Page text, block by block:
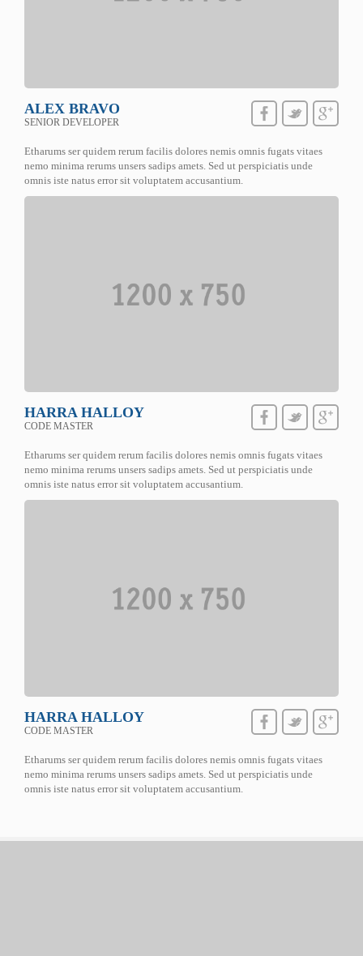
ALEX BRAVO
SENIOR DEVELOPER
Etharums ser quidem rerum facilis dolores nemis omnis fugats vitaes
nemo minima rerums unsers sadips amets. Sed ut perspiciatis unde
omnis iste natus error sit voluptatem accusantium.
HARRA HALLOY
CODE MASTER
Etharums ser quidem rerum facilis dolores nemis omnis fugats vitaes
nemo minima rerums unsers sadips amets. Sed ut perspiciatis unde
omnis iste natus error sit voluptatem accusantium.
HARRA HALLOY
CODE MASTER
Etharums ser quidem rerum facilis dolores nemis omnis fugats vitaes
nemo minima rerums unsers sadips amets. Sed ut perspiciatis unde
omnis iste natus error sit voluptatem accusantium.